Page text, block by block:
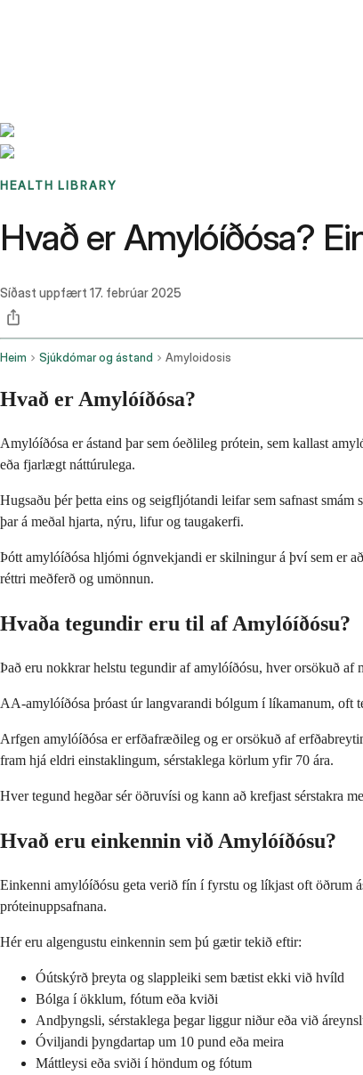
HEALTH LIBRARY
Hvað er Amylóíðósa?
Síðast uppfært 17. febrúar 2025
Heim Sjúkdómar og ástand Amyloidosis
Hvað er Amylóíðósa?
Amylóíðósa er ástand þar sem óeðlileg prótein, sem kallast
eða fjarlægt náttúrulega.
Hugsaðu þér þetta eins og seigfljótandi leifar sem safnast
þar á meðal hjarta, nýru, lifur og taugakerfi.
Þótt amylóíðósa hljómi ógnvekjandi er skilningur á því sem er
réttri meðferð og umönnun.
Hvaða tegundir eru til af Amylóíðósu?
Það eru nokkrar helstu tegundir af amylóíðósu, hver orsökuð
AA-amylóíðósa þróast úr langvarandi bólgum í líkamanum, oft
Arfgen amylóíðósa er erfðafræðileg og er orsökuð af
fram hjá eldri einstaklingum, sérstaklega körlum yfir 70 ára.
Hver tegund hegðar sér öðruvísi og kann að krefjast sérstakra
Hvað eru einkennin við Amylóíðósu?
Einkenni amylóíðósu geta verið fín í fyrstu og líkjast oft öðrum
próteinuppsafnana.
Hér eru algengustu einkennin sem þú gætir tekið eftir:
Óútskýrð þreyta og slappleiki sem bætist ekki við hvíld
Bólga í ökklum, fótum eða kviði
Andþyngsli, sérstaklega þegar liggur niður eða við
Óviljandi þyngdartap um 10 pund eða meira
Máttleysi eða sviði í höndum og fótum